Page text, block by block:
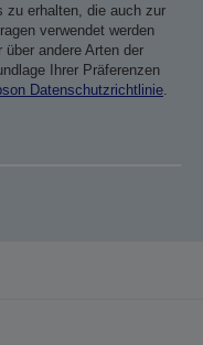
zu erhalten, die auch zur
verwendet werden
andere Arten der
Ihrer Präferenzen
Datenschutzrichtlinie